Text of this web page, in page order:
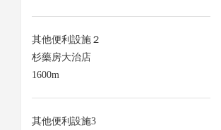
其他便利設施２
杉藥房大治店
1600m
其他便利設施3